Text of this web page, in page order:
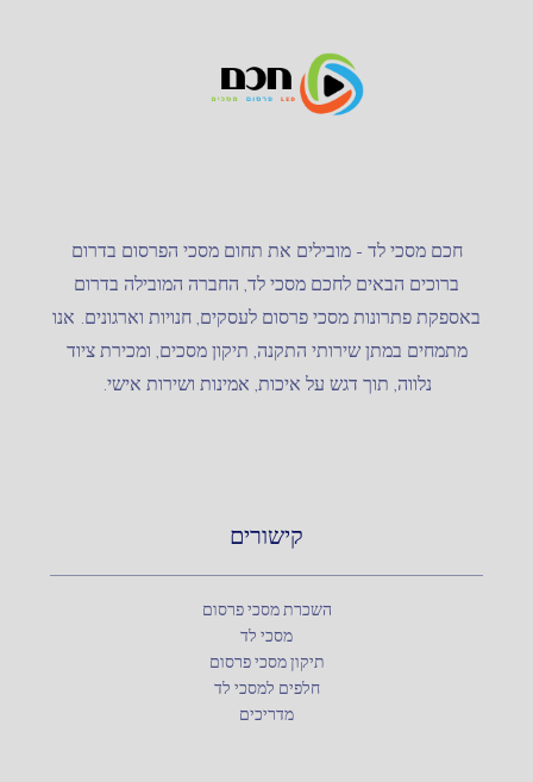
חכם מסכי לד – מובילים את תחום מסכי הפרסום בדרום
ברוכים הבאים לחכם מסכי לד, החברה המובילה בדרום
באספקת פתרונות מסכי פרסום לעסקים, חנויות וארגונים. אנו
מתמחים במתן שירותי התקנה, תיקון מסכים, ומכירת ציוד
נלווה, תוך דגש על איכות, אמינות ושירות אישי.
קישורים
השכרת מסכי פרסום
מסכי לד
תיקון מסכי פרסום
חלפים למסכי לד
מדריכים